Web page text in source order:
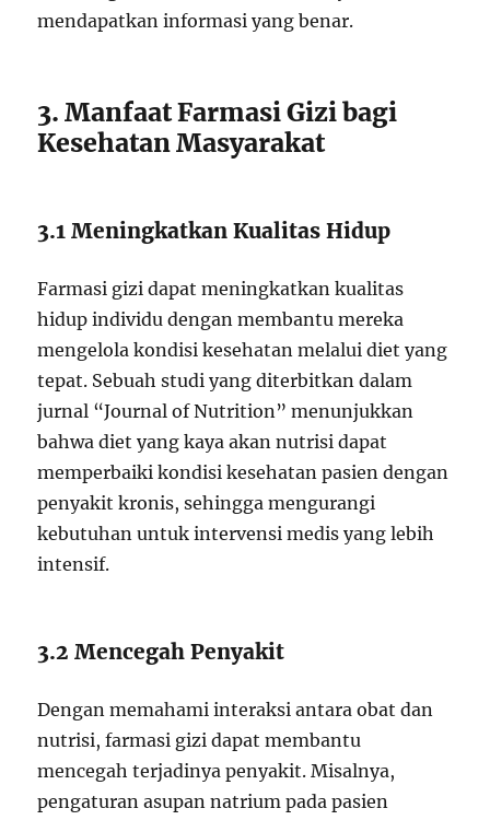
mendapatkan informasi yang benar.
3. Manfaat Farmasi Gizi bagi
Kesehatan Masyarakat
3.1 Meningkatkan Kualitas Hidup
Farmasi gizi dapat meningkatkan kualitas
hidup individu dengan membantu mereka
mengelola kondisi kesehatan melalui diet yang
tepat. Sebuah studi yang diterbitkan dalam
jurnal “Journal of Nutrition” menunjukkan
bahwa diet yang kaya akan nutrisi dapat
memperbaiki kondisi kesehatan pasien dengan
penyakit kronis, sehingga mengurangi
kebutuhan untuk intervensi medis yang lebih
intensif.
3.2 Mencegah Penyakit
Dengan memahami interaksi antara obat dan
nutrisi, farmasi gizi dapat membantu
mencegah terjadinya penyakit. Misalnya,
pengaturan asupan natrium pada pasien